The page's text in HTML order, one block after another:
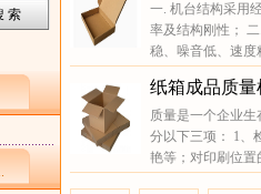
一. 机台结构采用
率及结构刚性；
稳、噪音低、速度
纸箱成品质
质量是一个企业
分以下三项： 1、
艳等；对印刷位置